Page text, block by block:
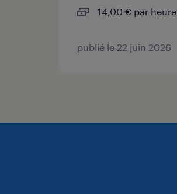
14,00 € par heure
publié le 22 juin 2026